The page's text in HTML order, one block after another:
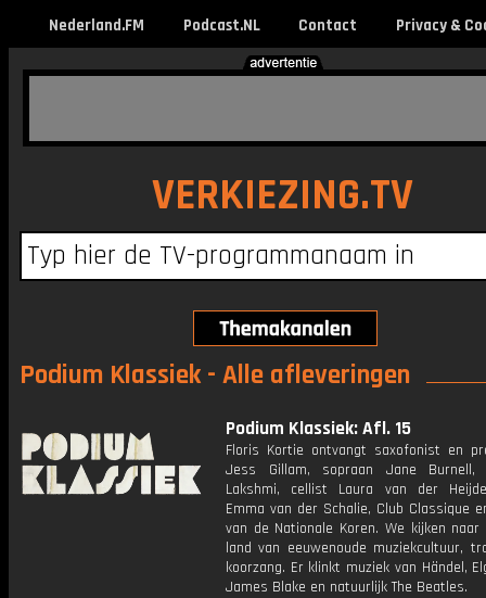
Nederland.FM Podcast.NL Contact Privacy &
VERKIEZING.TV
Podium Klassiek - Alle afleveringen
Podium Klassiek: Afl. 15
Floris Kortie ontvangt saxofonist en
Jess Gillam, sopraan Jane Burnell,
Lakshmi, cellist Laura van der
Emma van der Schalie, Club Classique
van de Nationale Koren. We kijken naar
land van eeuwenoude muziekcultuur,
koorzang. Er klinkt muziek van Händel,
James Blake en natuurlijk The Beatles.